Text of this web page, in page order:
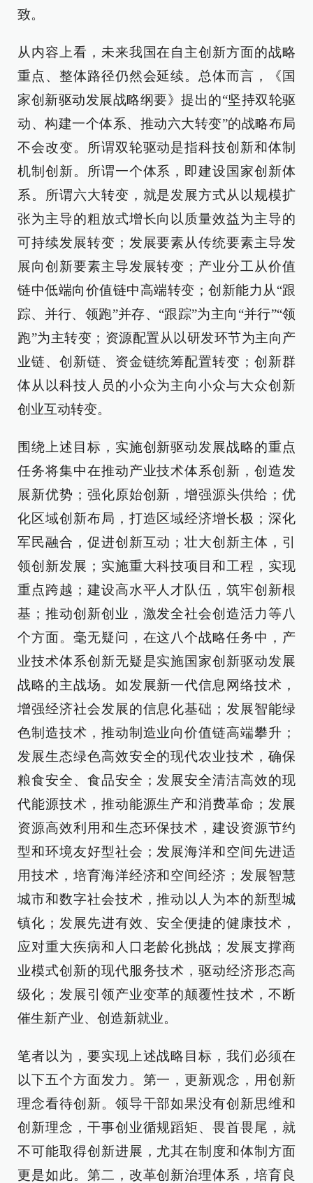
致。
从内容上看，未来我国在自主创新方面的战略
重点、整体路径仍然会延续。总体而言，《国
家创新驱动发展战略纲要》提出的“坚持双轮驱
动、构建一个体系、推动六大转变”的战略布局
不会改变。所谓双轮驱动是指科技创新和体制
机制创新。所谓一个体系，即建设国家创新体
系。所谓六大转变，就是发展方式从以规模扩
张为主导的粗放式增长向以质量效益为主导的
可持续发展转变；发展要素从传统要素主导发
展向创新要素主导发展转变；产业分工从价值
链中低端向价值链中高端转变；创新能力从“跟
踪、并行、领跑”并存、“跟踪”为主向“并行”“领
跑”为主转变；资源配置从以研发环节为主向产
业链、创新链、资金链统筹配置转变；创新群
体从以科技人员的小众为主向小众与大众创新
创业互动转变。
围绕上述目标，实施创新驱动发展战略的重点
任务将集中在推动产业技术体系创新，创造发
展新优势；强化原始创新，增强源头供给；优
化区域创新布局，打造区域经济增长极；深化
军民融合，促进创新互动；壮大创新主体，引
领创新发展；实施重大科技项目和工程，实现
重点跨越；建设高水平人才队伍，筑牢创新根
基；推动创新创业，激发全社会创造活力等八
个方面。毫无疑问，在这八个战略任务中，产
业技术体系创新无疑是实施国家创新驱动发展
战略的主战场。如发展新一代信息网络技术，
增强经济社会发展的信息化基础；发展智能绿
色制造技术，推动制造业向价值链高端攀升；
发展生态绿色高效安全的现代农业技术，确保
粮食安全、食品安全；发展安全清洁高效的现
代能源技术，推动能源生产和消费革命；发展
资源高效利用和生态环保技术，建设资源节约
型和环境友好型社会；发展海洋和空间先进适
用技术，培育海洋经济和空间经济；发展智慧
城市和数字社会技术，推动以人为本的新型城
镇化；发展先进有效、安全便捷的健康技术，
应对重大疾病和人口老龄化挑战；发展支撑商
业模式创新的现代服务技术，驱动经济形态高
级化；发展引领产业变革的颠覆性技术，不断
催生新产业、创造新就业。
笔者以为，要实现上述战略目标，我们必须在
以下五个方面发力。第一，更新观念，用创新
理念看待创新。领导干部如果没有创新思维和
创新理念，干事创业循规蹈矩、畏首畏尾，就
不可能取得创新进展，尤其在制度和体制方面
更是如此。第二，改革创新治理体系，培育良